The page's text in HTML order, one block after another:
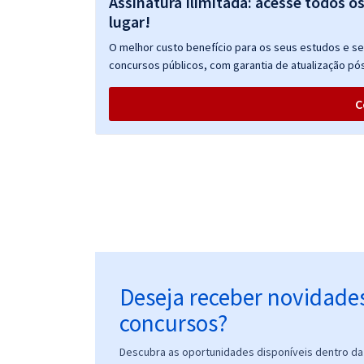
Desenvolvimento Socioeconômico
Em alta!
CNU 2025 - Concurso Nacional Unificado -
Conhecimentos Gerais Comuns a Todos os Cargos
CNU 2025 - Concurso Nacional Unificado - Bloco 4 -
Engenharia e Arquitetura
lugar!
O melhor custo benefício para os seus estudos e
concursos públicos, com garantia de atualização
Deseja receber
concursos?
Descubra as oportunidades disponíveis dentro